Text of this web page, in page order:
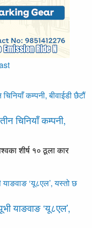
चिनियाँ कम्पनी,
शीर्ष १० ठूला कार
याङवाङ ‘यू८एल’,